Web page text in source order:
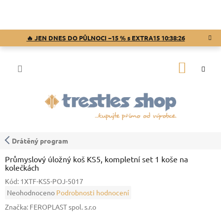
🔥 JEN DNES DO PŮLNOCI −15 % s EXTRA15 10:38:25
Drátěný program
Průmyslový úložný koš KS5, kompletní set 1 koše na
kolečkách
Kód: 1XTF-KS5-POJ-5017
Průměrné
produktu
Neohodnoceno Podrobnosti hodnocení
Značka: FEROPLAST spol. s.r.o